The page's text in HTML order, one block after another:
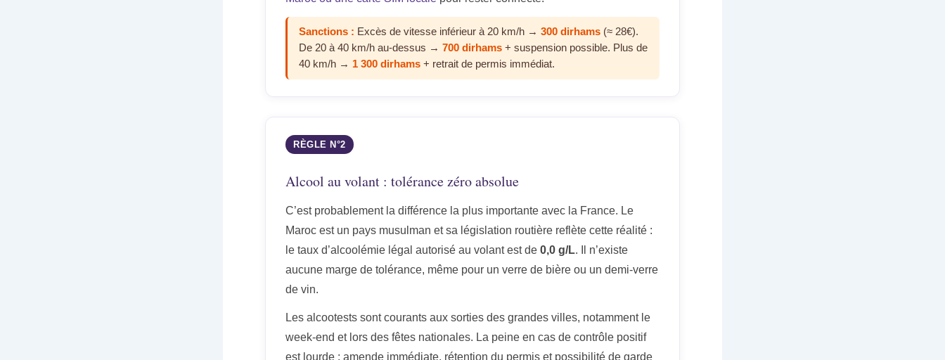
Sanctions : Excès de vitesse inférieur à 20 km/h → 300 dirhams (≈ 28€).
De 20 à 40 km/h au-dessus → 700 dirhams + suspension possible. Plus de
40 km/h → 1 300 dirhams + retrait de permis immédiat.
RÈGLE N°2
Alcool au volant : tolérance zéro absolue
C’est probablement la différence la plus importante avec la France. Le
Maroc est un pays musulman et sa législation routière reflète cette réalité :
le taux d’alcoolémie légal autorisé au volant est de 0,0 g/L. Il n’existe
aucune marge de tolérance, même pour un verre de bière ou un demi-verre
de vin.
Les alcootests sont courants aux sorties des grandes villes, notamment le
week-end et lors des fêtes nationales. La peine en cas de contrôle positif
est lourde : amende immédiate, rétention du permis et possibilité de garde